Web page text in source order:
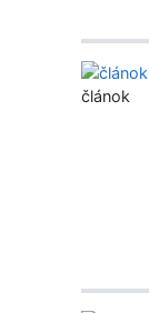
článok